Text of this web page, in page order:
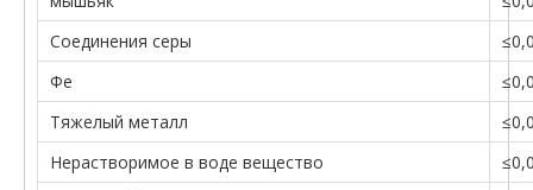
Соединения серы
Фе
Тяжелый металл
Нерастворимое в воде вещество